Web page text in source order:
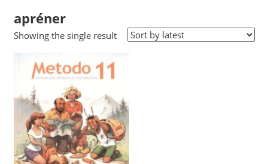
apréner
Showing the single result